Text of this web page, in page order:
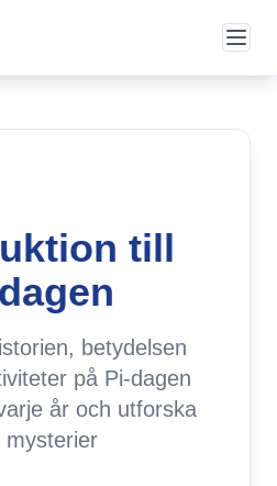
till
betydelsen
på Pi-dagen
år och utforska
mysterier